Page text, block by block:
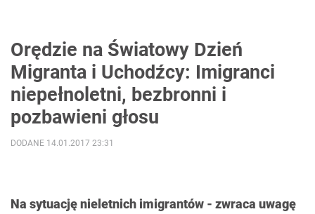
Orędzie na Światowy Dzień
Migranta i Uchodźcy: Imigranci
niepełnoletni, bezbronni i
pozbawieni głosu
Na sytuację nieletnich imigrantów - zwraca uwagę
DODANE 14.01.2017 23:31